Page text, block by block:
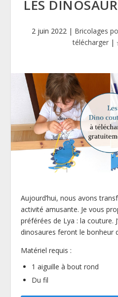
LES
2 juin 2022| Bricolages
télécharger|
Aujourd’hui, nous avons
activité amusante. Je vous
préférées de Lya : la couture.
dinosaures feront le bonheur
Matériel requis :
1 aiguille à bout rond
Du fil